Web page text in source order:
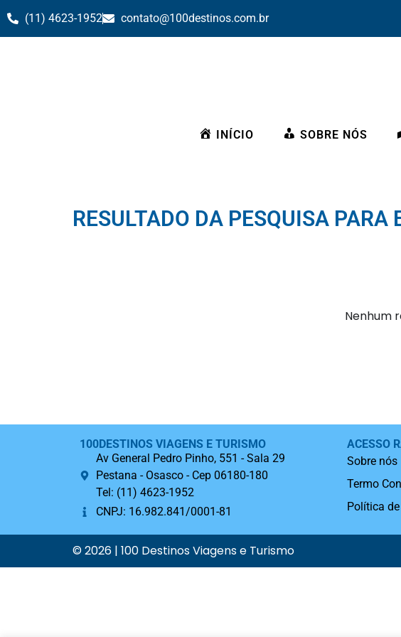
(11) 4623-1952 contato@100destinos.com.br
INÍCIO SOBRE NÓS
RESULTADO DA PESQUISA
Nenhum
100DESTINOS VIAGENS E TURISMO
Av General Pedro Pinho, 551 - Sala 29
Pestana - Osasco - Cep 06180-180
Tel: (11) 4623-1952
CNPJ: 16.982.841/0001-81
ACESSO
Sobre nós
Termo
Política
© 2026 | 100 Destinos Viagens e Turismo